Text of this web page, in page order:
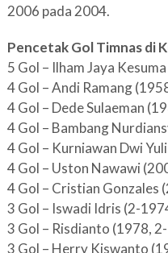
2006 pada 2004.
Pencetak Gol Timnas di
5 Gol – Ilham Jaya
4 Gol – Andi Ramang
4 Gol – Dede Sulaeman
4 Gol – Bambang
4 Gol – Kurniawan Dwi
4 Gol – Uston Nawawi
4 Gol – Cristian Gonzales
3 Gol – Iswadi Idris (2-
3 Gol – Risdianto (1978,
3 Gol – Herry Kiswanto